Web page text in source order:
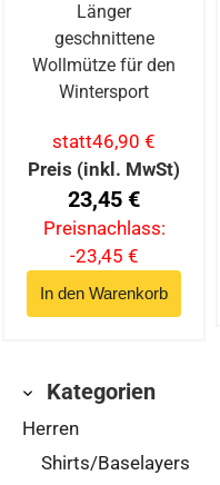
Länger
geschnittene
Wollmütze für den
Wintersport
statt46,90 €
Preis (inkl. MwSt)
23,45 €
Preisnachlass:
-23,45 €
Kategorien
Herren
Shirts/Baselayers